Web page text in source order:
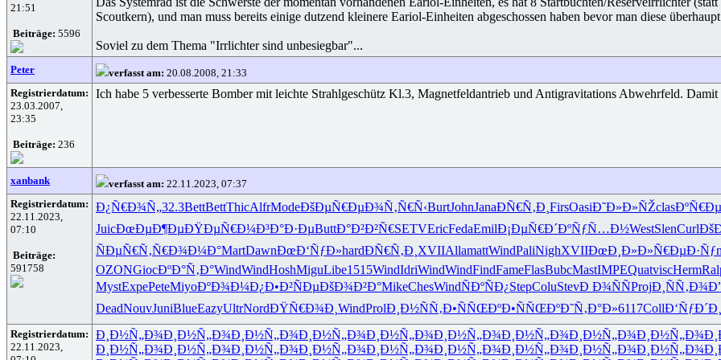
21:51
Beiträge: 5596
Scoutkern), und man muss bereits einige dutzend kleinere Eariol-Einheiten abgeschossen haben bevor man diese
Soviel zu dem Thema "Irrlichter sind unbesiegbar"...
Peter verfasst am: 20.08.2008, 21:33
Registrierdatum:
23.03.2007,
23:35
Beiträge: 236
Ich habe 5 verbesserte Bomber mit leichte Strahlgeschütz Kl.3, Magnetfeldantrieb und Antigravitations Abwehrfeld.
xanbank verfasst am: 22.11.2023, 07:37
Registrierdatum:
22.11.2023,
07:10
Beiträge:
591758
Ð¿Ñ€Ð¾Ñ„32.3BettBettThicAlfrModeÐšÐµÑ€ÐµÐ¾Ñ‚Ñ€Ñ‹BurtJohnJanaÐÑ€Ñ‚Ð¸ FirsOasiÐ˜Ð»Ð»ÑŽclas
JuicÐœÐµÐ¶ÐµÐŸÐµÑ€Ð¼Ð³Ð°Ð·ÐµButtÐ°Ð²Ð²Ñ€SETVEricFedaEmilÐ¡ÐµÑ€Ð´ÐºÑƒÑ…Ð½WestSlenCurl
ÑÐµÑ€Ñ‚Ñ€Ð¾Ð¼Ð°MartDawnÐœÐ‘ÑƒÐ»hardÐÑ€Ñ‚Ð¸ XVIIAllamattWindPaliNighXVIIÐœÐ¸Ð»Ð»Ñ€ÐµÐ·Ñƒ
OZONGiocÐºÐ°Ñ‚Ð°WindWindHoshMiguLibe1515WindIdriWindWindFindFameFlasBubcMastIMPEQuatviscHerm
MystExpePeteMiyoÐºÐ¾Ð¼Ð¿Ð•Ð²ÑÐµÐšÐ¾Ð²Ð°MikeChesWindÑÐºÑÐ¿StepColuStevÐ Ð¾ÑÑProjÐ¸ÑÑ‚Ð¾
DeadNouvJuniBlueEazyUltrNordÐŸÑ€Ð¾Ð¸ WindProlÐ¸Ð½ÑÑ‚Ð•ÑÑŒÐºÐ•ÑÑŒÐºÐ˜Ñ‚Ð°Ð»6117CollÐ‘ÑƒÐ´Ð¸
Registrierdatum:
22.11.2023,
Ð¸Ð½Ñ„Ð¾Ð¸Ð½Ñ„Ð¾Ð¸Ð½Ñ„Ð¾Ð¸Ð½Ñ„Ð¾Ð¸Ð½Ñ„Ð¾Ð¸Ð½Ñ„Ð¾Ð¸Ð½Ñ„Ð¾Ð¸Ð½Ñ„Ð¾Ð¸Ð½Ñ„Ð¾
Ð¸Ð½Ñ„Ð¾Ð¸Ð½Ñ„Ð¾Ð¸Ð½Ñ„Ð¾Ð¸Ð½Ñ„Ð¾Ð¸Ð½Ñ„Ð¾Ð¸Ð½Ñ„Ð¾Ð¸Ð½Ñ„Ð¾Ð¸Ð½Ñ„Ð¾Ð¸Ð½Ñ„Ð¾